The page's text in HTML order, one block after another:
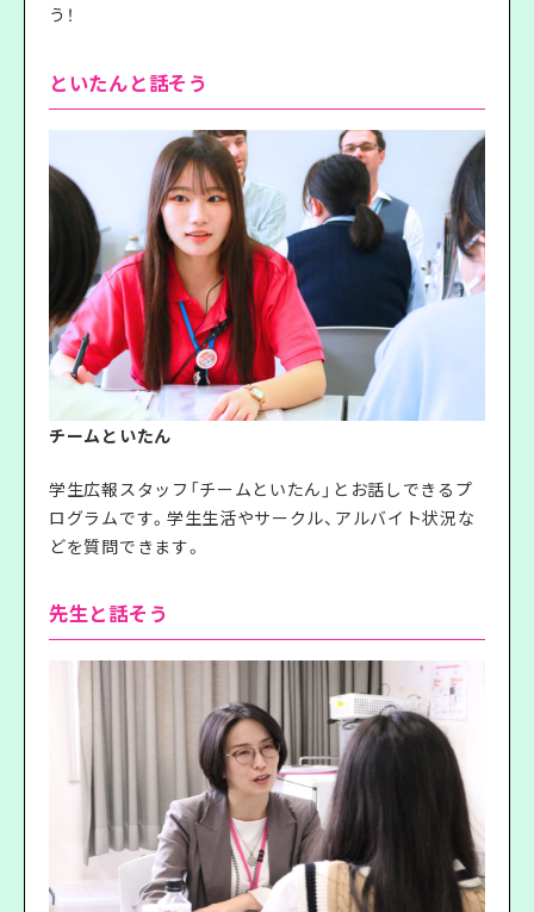
う！
といたんと話そう
チームといたん
学生広報スタッフ「チームといたん」とお話しできるプ
ログラムです。学生生活やサークル、アルバイト状況な
どを質問できます。
先生と話そう